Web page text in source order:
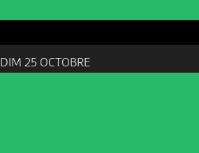
DIM 25 OCTOBRE